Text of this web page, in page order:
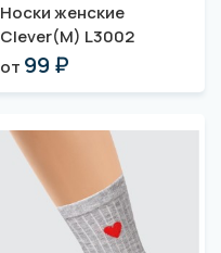
Носки женские
Clever(M) L3002
от 99 ₽